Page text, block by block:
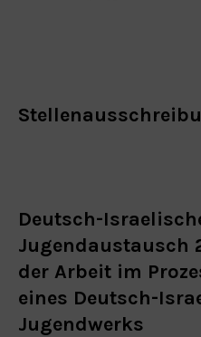
Deutsch-
Jugendaustausch
der Arbeit im
eines Deutsch-
Jugendwerks